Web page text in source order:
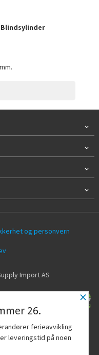
Blindsylinder
og personvern
Import AS
slik at du
og vi kan
cookies
×
26.
ferieavvikling
leveringstid på noen